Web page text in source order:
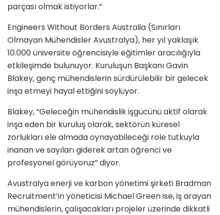
parçası olmak istiyorlar.”
Engineers Without Borders Australia (Sınırları
Olmayan Mühendisler Avustralya), her yıl yaklaşık
10.000 üniversite öğrencisiyle eğitimler aracılığıyla
etkileşimde bulunuyor. Kuruluşun Başkanı Gavin
Blakey, genç mühendislerin sürdürülebilir bir gelecek
inşa etmeyi hayal ettiğini söylüyor.
Blakey, “Geleceğin mühendislik işgücünü aktif olarak
inşa eden bir kuruluş olarak, sektörün küresel
zorlukları ele almada oynayabileceği role tutkuyla
inanan ve sayıları giderek artan öğrenci ve
profesyonel görüyoruz” diyor.
Avustralya enerji ve karbon yönetimi şirketi Bradman
Recruitment’in yöneticisi Michael Green ise, iş arayan
mühendislerin, çalışacakları projeler üzerinde dikkatli